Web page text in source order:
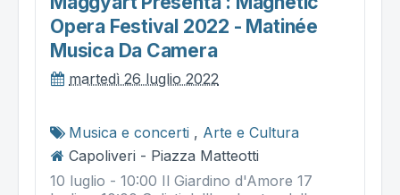
Opera Festival 2022 - Matinée
Musica Da Camera
martedì 26 luglio 2022
Musica e concerti , Arte e Cultura
Capoliveri - Piazza Matteotti
10 luglio - 10:00 Il Giardino d'Amore 17